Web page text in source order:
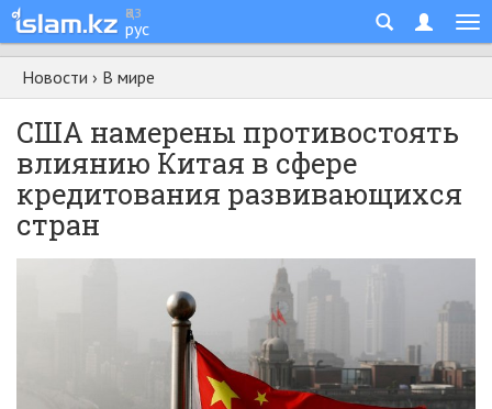
қаз
рус
Новости › В мире
США намерены противостоять
влиянию Китая в сфере
кредитования развивающихся
стран